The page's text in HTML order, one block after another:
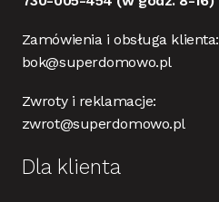
Zamówienia i obsługa klienta:
bok@superdomowo.pl
Zwroty i reklamacje:
zwrot@superdomowo.pl
Dla klienta